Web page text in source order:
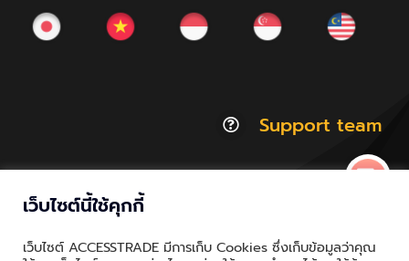
Support team
Thailand.a | All Rights Reserved
เว็บไซต์นี้ใช้คุกกี้
เว็บไซต์ ACCESSTRADE มีการเก็บ Cookies ซึ่งเก็บข้อมูลว่าคุณ